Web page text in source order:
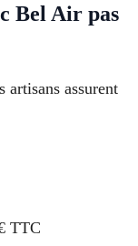
Bel Air pas
artisans assurent
TTC